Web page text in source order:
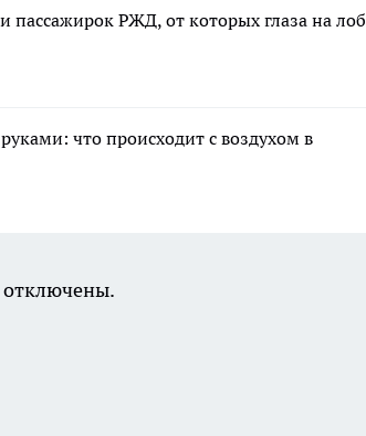
пассажирок РЖД, от которых глаза на лоб
что происходит с воздухом в
отключены.